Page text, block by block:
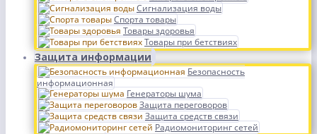
Сигнализация воды
Спорта товары
Товары здоровья
Товары при бетствиях
Защита информации
Безопасность
информационная
Генераторы шума
Защита переговоров
Защита средств связи
Радиомониторинг сетей